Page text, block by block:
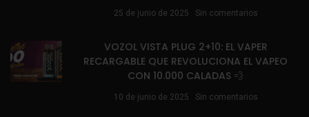
25 de junio de 2025 Sin comentarios
VOZOL VISTA PLUG 2+10: EL VAPER
RECARGABLE QUE REVOLUCIONA EL VAPEO
CON 10.000 CALADAS 💨
10 de junio de 2025 Sin comentarios